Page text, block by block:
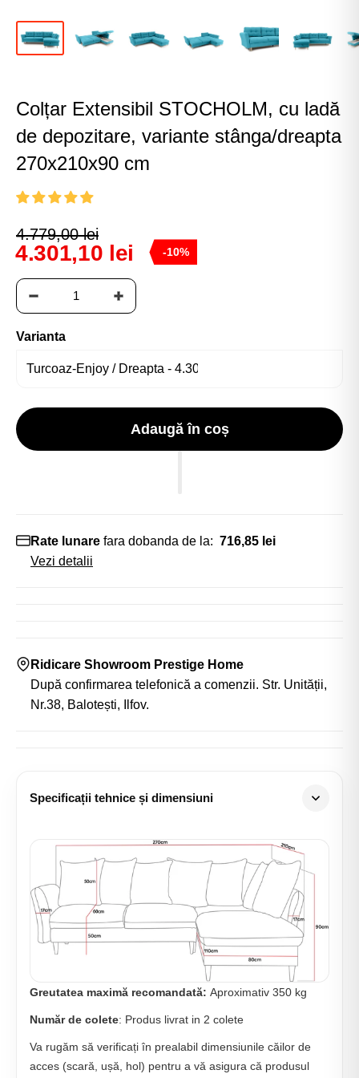
Colțar Extensibil STOCHOLM, cu ladă
de depozitare, variante stânga/dreapta
270x210x90 cm
4.779,00 lei
4.301,10 lei -10%
Varianta
Adaugă în coș
Rate lunare fara dobanda de la: 716,85 lei
Vezi detalii
Ridicare Showroom Prestige Home
După confirmarea telefonică a comenzii. Str. Unității,
Nr.38, Balotești, Ilfov.
Specificații tehnice și dimensiuni
Greutatea maximă recomandată: Aproximativ 350 kg
Număr de colete: Produs livrat in 2 colete
Va rugăm să verificați în prealabil dimensiunile căilor de
acces (scară, ușă, hol) pentru a vă asigura că produsul